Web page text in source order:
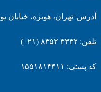
آدرس: تهران، هویزه، خیابان
تلفن: ۳۳۳۳ ۸۳۵۲ (۰۲۱)
کد پستی: ۱۵۵۱۸۱۴۴۱۱